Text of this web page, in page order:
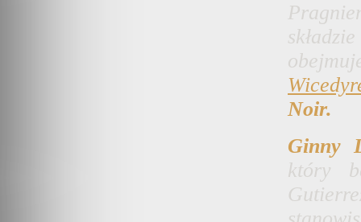
Noir.
Ginny
który